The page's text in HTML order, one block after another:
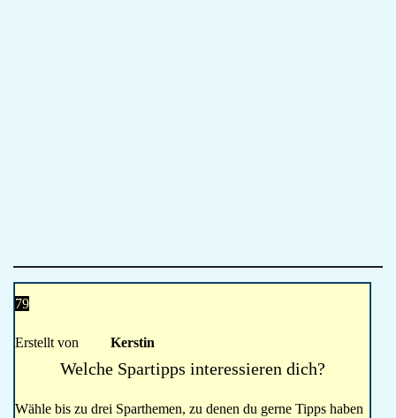
79
Erstellt von Kerstin
Welche Spartipps interessieren dich?
Wähle bis zu drei Sparthemen, zu denen du gerne Tipps haben